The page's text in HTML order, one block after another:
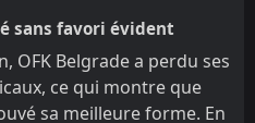
sans favori évident
OFK Belgrade a perdu ses
ce qui montre que
sa meilleure forme. En